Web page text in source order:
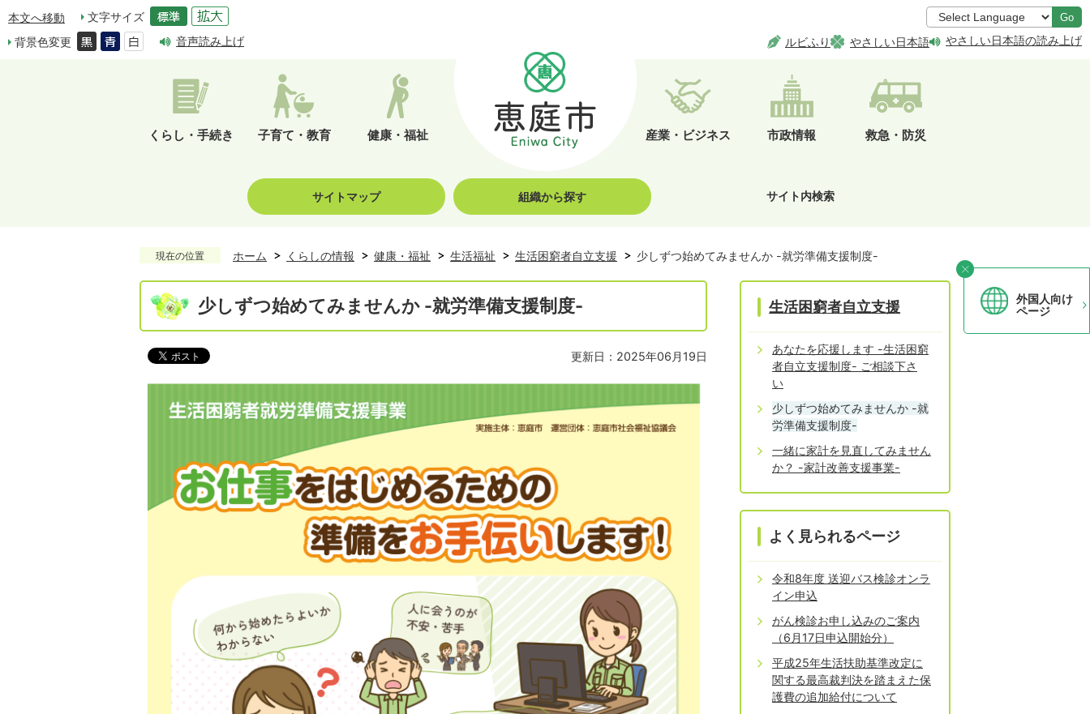
本文へ移動
文字サイズ
背景色変更
音声読み上げ
Go
ルビふり やさしい日本語 やさしい日本語の読み上げ
くらし・手続き 子育て・教育 健康・福祉 産業・ビジネス 市政情報 救急・防災
サイトマップ 組織から探す サイト内検索
外国人向け
ページ
現在の位置 ホーム くらしの情報 健康・福祉 生活福祉 生活困窮者自立支援 少しずつ始めてみませんか -就労準備支援制度-
少しずつ始めてみませんか -就労準備支援制度-
更新日：2025年06月19日
生活困窮者自立支援
あなたを応援します -生活困窮
者自立支援制度- ご相談下さ
い
少しずつ始めてみませんか -就
労準備支援制度-
一緒に家計を見直してみません
か？ -家計改善支援事業-
よく見られるページ
令和8年度 送迎バス検診オンラ
イン申込
がん検診お申し込みのご案内
（6月17日申込開始分）
平成25年生活扶助基準改定に
関する最高裁判決を踏まえた保
護費の追加給付について